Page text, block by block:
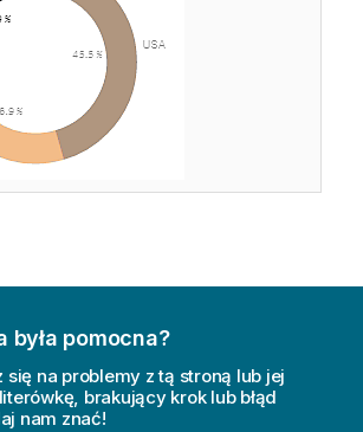
była pomocna?
się na problemy z tą stroną lub jej
brakujący krok lub błąd
nam znać!